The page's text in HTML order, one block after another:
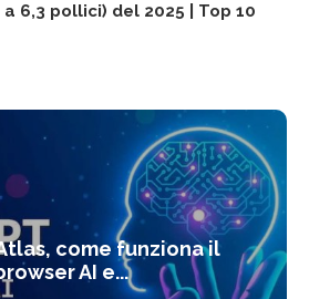
a 6,3 pollici) del 2025 | Top 10
come funziona il
AI e...